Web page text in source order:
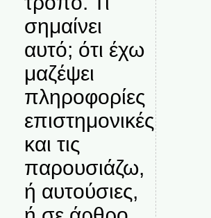
σημαίνει
αυτό; ότι έχω
μαζέψει
πληροφορίες
επιστημονικές
και τις
παρουσιάζω,
ή αυτούσιες,